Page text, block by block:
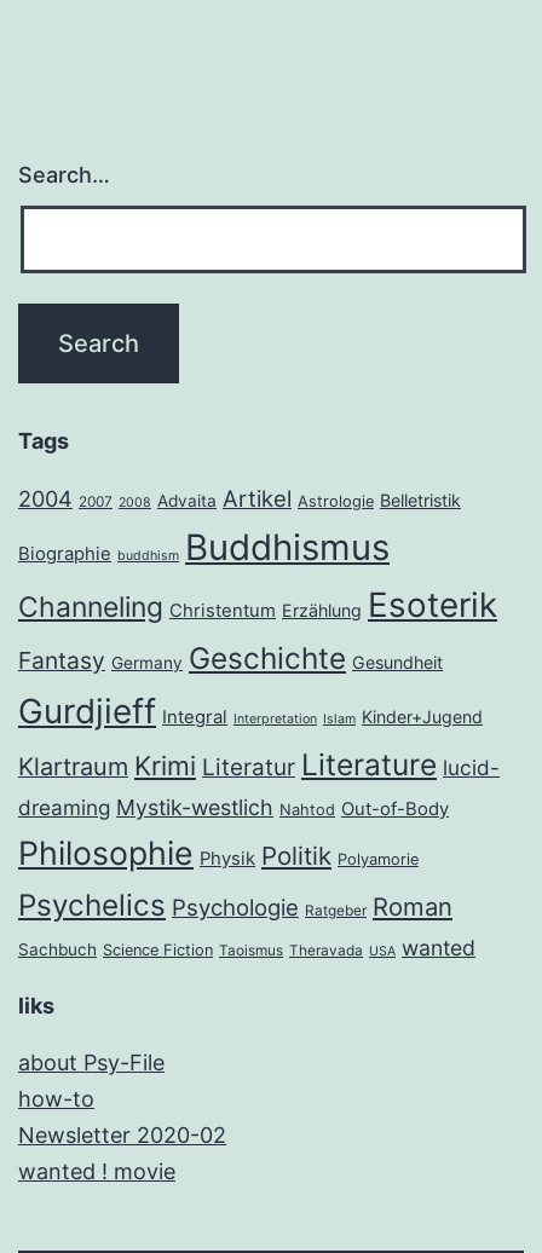
Search…
Tags
2004 2007 2008 Advaita Artikel Astrologie Belletristik
Biographie buddhism Buddhismus
Channeling Christentum Erzählung Esoterik
Fantasy Germany Geschichte Gesundheit
Gurdjieff Integral Interpretation Islam Kinder+Jugend
Klartraum Krimi Literatur Literature lucid-
dreaming Mystik-westlich Nahtod Out-of-Body
Philosophie Physik Politik Polyamorie
Psychelics Psychologie Ratgeber Roman
Sachbuch Science Fiction Taoismus Theravada USA wanted
liks
about Psy-File
how-to
Newsletter 2020-02
wanted ! movie